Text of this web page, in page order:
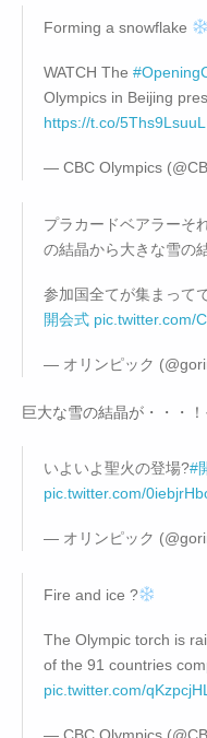
Forming a snowflake
WATCH The
Olympics in Beijing
https://t.co/5Ths9LsuuL
— CBC Olympics
プラカードベアラーそ
の結晶から大きな雪の
参加国全てが集まって
開会式 pic.twitter.com/
— オリンピック
巨大な雪の結晶が・・・！
いよいよ聖火の登場?#
pic.twitter.com/
— オリンピック
Fire and ice ?
The Olympic torch is
of the 91 countries
pic.twitter.com/